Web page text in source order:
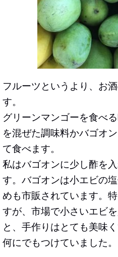
フルーツというより、お
す。
グリーンマンゴーを食べ
を混ぜた調味料かバゴオ
て食べます。
私はバゴオンに少し酢を
す。 バゴオンは小エビの
めも市販されています。
すが、市場で小さいエビ
と、手作りはとても美味
何にでもつけていました。